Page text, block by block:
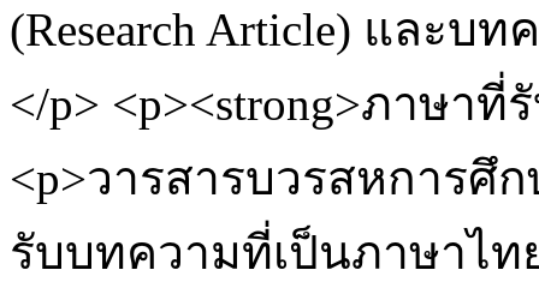
(Research Article) และบ
</p> <p><strong>ภาษาที่
<p>วารสารบวรสหการศึ
รับบทความที่เป็นภาษาไท